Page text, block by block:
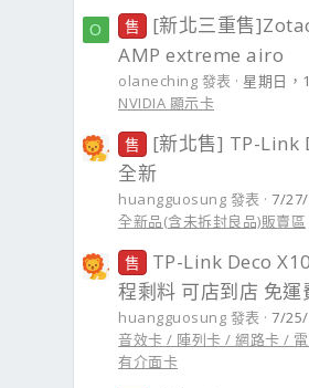
O 售
[新北三重售
AMP extreme airo
olaneching 發表 星期日，
NVIDIA 顯示卡
售
[新北售] TP-Link
全新
huangguosung 發表 7/
全新品(含未拆封良品)販賣區
售
TP-Link Deco
程剩料 可店到店 免運
huangguosung 發表 7/
音效卡 / 陣列卡 / 網路卡 /
有介面卡